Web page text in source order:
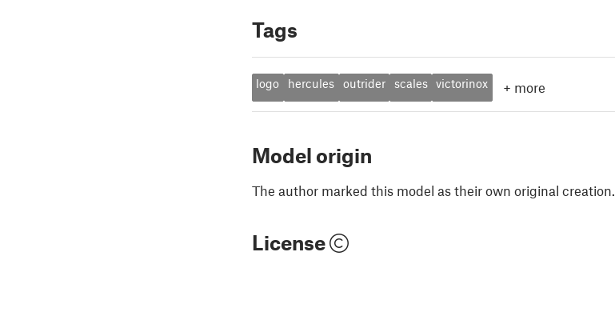
Tags
logo hercules outrider scales victorinox + more
Model origin
The author marked this model as their own original creation.
License